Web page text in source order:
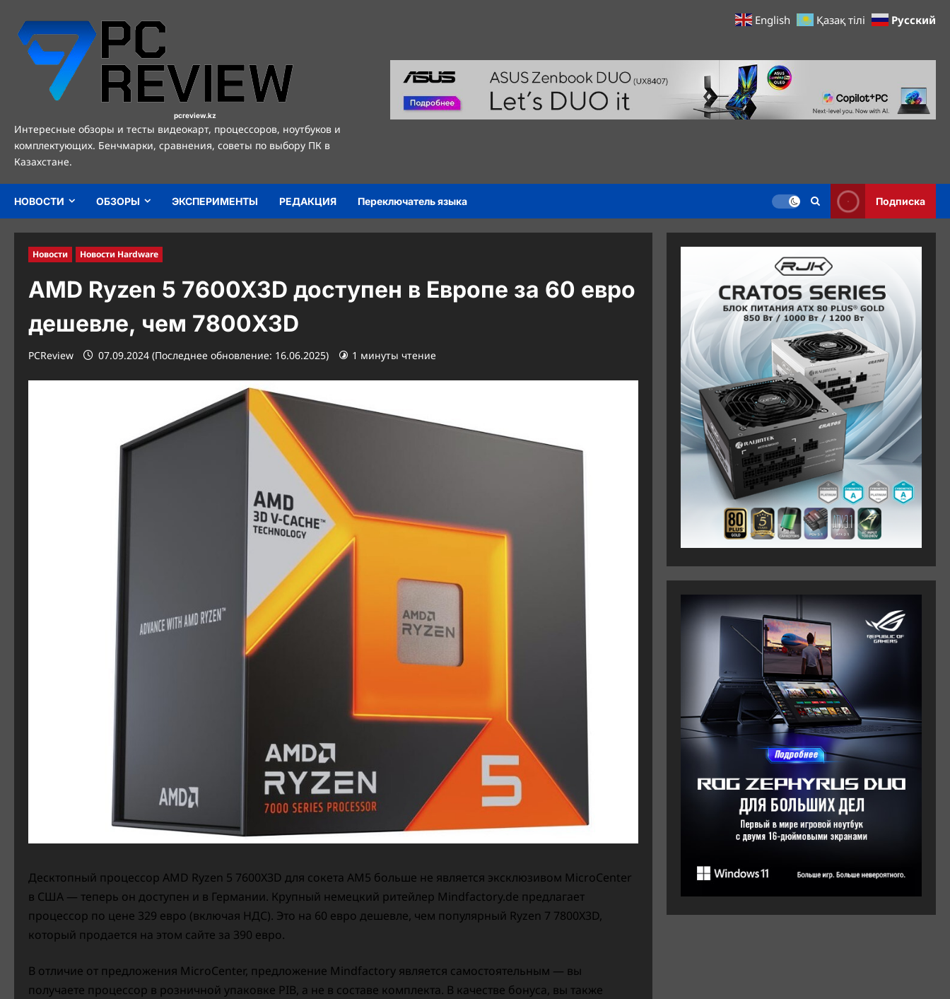
содержимому
pcreview.kz
Интересные обзоры и тесты видеокарт, процессоров, ноутбуков и
комплектующих. Бенчмарки, сравнения, советы по выбору ПК в
Казахстане.
НОВОСТИ ОБЗОРЫ ЭКСПЕРИМЕНТЫ РЕДАКЦИЯ Переключатель языка Подписка
Новости Новости Hardware
AMD Ryzen 5 7600X3D доступен в Европе за 60 евро
дешевле, чем 7800X3D
PCReview 07.09.2024 (Последнее обновление: 16.06.2025) 1 минуты чтение
Десктопный процессор AMD Ryzen 5 7600X3D для сокета AM5 больше не является эксклюзивом MicroCenter
в США — теперь он доступен и в Германии. Крупный немецкий ритейлер Mindfactory.de предлагает
процессор по цене 329 евро (включая НДС). Это на 60 евро дешевле, чем популярный Ryzen 7 7800X3D,
который продается на этом сайте за 390 евро.
В отличие от предложения MicroCenter, предложение Mindfactory является самостоятельным — вы
получаете процессор в розничной упаковке PIB, а не в составе комплекта. В качестве бонуса, вы также
English Қазақ тілі Русский